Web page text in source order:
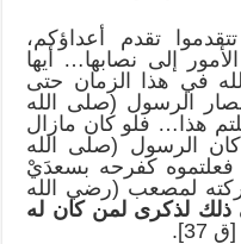
تقدم أعداؤكم،
إلى نصابها… أيها
لله في هذا الزمان حتى
الرسول (صلى الله
هذا… فلو كان مازال
كان الرسول (صلى الله
فعلتموه كفرحه بسعدَيْ
لمصعب (رضي الله
لذكرى لمن كان له
37].